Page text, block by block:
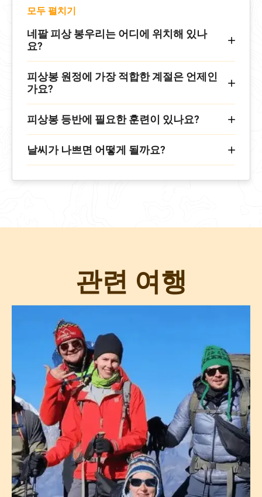
모두 펼치기
네팔 피상 봉우리는 어디에 위치해 있나
요?
피상봉 원정에 가장 적합한 계절은 언제인
가요?
피상봉 등반에 필요한 훈련이 있나요?
날씨가 나쁘면 어떻게 될까요?
관련 여행